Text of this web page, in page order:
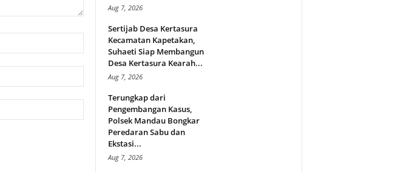
Aug 7, 2026
Sertijab Desa Kertasura
Kecamatan Kapetakan,
Suhaeti Siap Membangun
Desa Kertasura Kearah...
Aug 7, 2026
Terungkap dari
Pengembangan Kasus,
Polsek Mandau Bongkar
Peredaran Sabu dan
Ekstasi...
Aug 7, 2026